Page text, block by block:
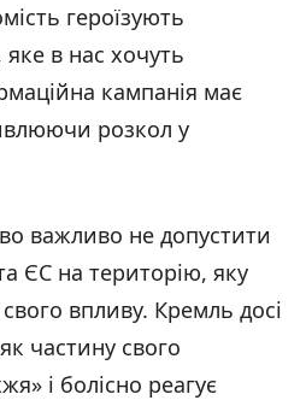
героїзують
в нас хочуть
кампанія має
розкол у
важливо не допустити
ЄС на територію, яку
впливу. Кремль досі
частину свого
і болісно реагує